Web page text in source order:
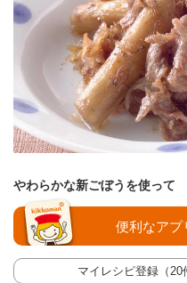
やわらかな新ごぼうを使って
マイレシピ登録（20
便利なアプ